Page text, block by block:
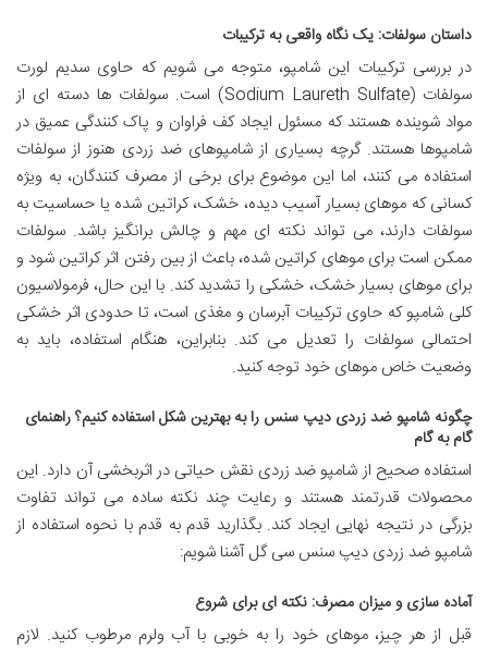
داستان سولفات: یک نگاه واقعی به ترکیبات
در بررسی ترکیبات این شامپو، متوجه می شویم که حاوی سدیم لورت
سولفات (Sodium Laureth Sulfate) است. سولفات ها دسته ای از
مواد شوینده هستند که مسئول ایجاد کف فراوان و پاک کنندگی عمیق در
شامپوها هستند. گرچه بسیاری از شامپوهای ضد زردی هنوز از سولفات
استفاده می کنند، اما این موضوع برای برخی از مصرف کنندگان، به ویژه
کسانی که موهای بسیار آسیب دیده، خشک، کراتین شده یا حساسیت به
سولفات دارند، می تواند نکته ای مهم و چالش برانگیز باشد. سولفات
ممکن است برای موهای کراتین شده، باعث از بین رفتن اثر کراتین شود و
برای موهای بسیار خشک، خشکی را تشدید کند. با این حال، فرمولاسیون
کلی شامپو که حاوی ترکیبات آبرسان و مغذی است، تا حدودی اثر خشکی
احتمالی سولفات را تعدیل می کند. بنابراین، هنگام استفاده، باید به
وضعیت خاص موهای خود توجه کنید.
چگونه شامپو ضد زردی دیپ سنس را به بهترین شکل استفاده کنیم؟ راهنمای
گام به گام
استفاده صحیح از شامپو ضد زردی نقش حیاتی در اثربخشی آن دارد. این
محصولات قدرتمند هستند و رعایت چند نکته ساده می تواند تفاوت
بزرگی در نتیجه نهایی ایجاد کند. بگذارید قدم به قدم با نحوه استفاده از
شامپو ضد زردی دیپ سنس سی گل آشنا شویم:
آماده سازی و میزان مصرف: نکته ای برای شروع
قبل از هر چیز، موهای خود را به خوبی با آب ولرم مرطوب کنید. لازم